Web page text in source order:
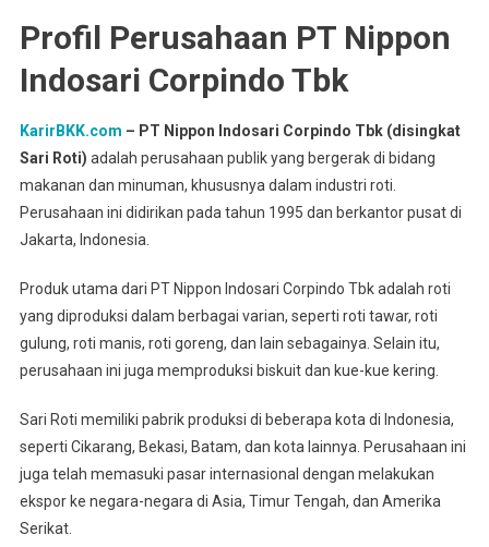
Profil Perusahaan PT Nippon
Indosari Corpindo Tbk
KarirBKK.com – PT Nippon Indosari Corpindo Tbk (disingkat
Sari Roti) adalah perusahaan publik yang bergerak di bidang
makanan dan minuman, khususnya dalam industri roti.
Perusahaan ini didirikan pada tahun 1995 dan berkantor pusat di
Jakarta, Indonesia.
Produk utama dari PT Nippon Indosari Corpindo Tbk adalah roti
yang diproduksi dalam berbagai varian, seperti roti tawar, roti
gulung, roti manis, roti goreng, dan lain sebagainya. Selain itu,
perusahaan ini juga memproduksi biskuit dan kue-kue kering.
Sari Roti memiliki pabrik produksi di beberapa kota di Indonesia,
seperti Cikarang, Bekasi, Batam, dan kota lainnya. Perusahaan ini
juga telah memasuki pasar internasional dengan melakukan
ekspor ke negara-negara di Asia, Timur Tengah, dan Amerika
Serikat.